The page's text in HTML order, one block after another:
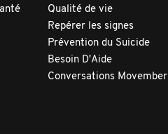
Qualité de vie
Repérer les signes
Prévention du Suicide
Besoin D'Aide
Conversations Movember